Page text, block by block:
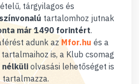
tárgyilagos és
tartalomhoz jutnak
már 1490 forintért.
adunk az Mfor.hu és a
tartalmaihoz is, a Klub csomag
nélküliolvasási lehetőséget is
tartalmazza.